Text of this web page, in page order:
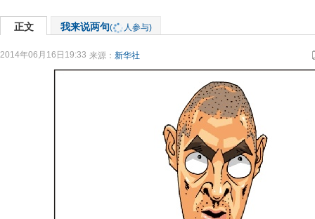
正文 我来说两句( 人参与)
2014年06月16日19:33 来源： 新华社